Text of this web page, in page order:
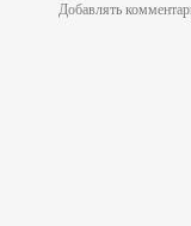
Добавлять